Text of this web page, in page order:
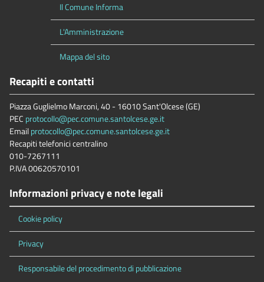
Il Comune Informa
L'Amministrazione
Mappa del sito
Recapiti e contatti
Piazza Guglielmo Marconi, 40 - 16010 Sant'Olcese (GE)
PEC protocollo@pec.comune.santolcese.ge.it
Emailprotocollo@pec.comune.santolcese.ge.it
Recapiti telefonici centralino
010-7267111
P.IVA 00620570101
Informazioni privacy e note legali
Cookie policy
Privacy
Responsabile del procedimento di pubblicazione